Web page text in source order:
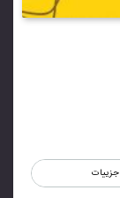
جزییات